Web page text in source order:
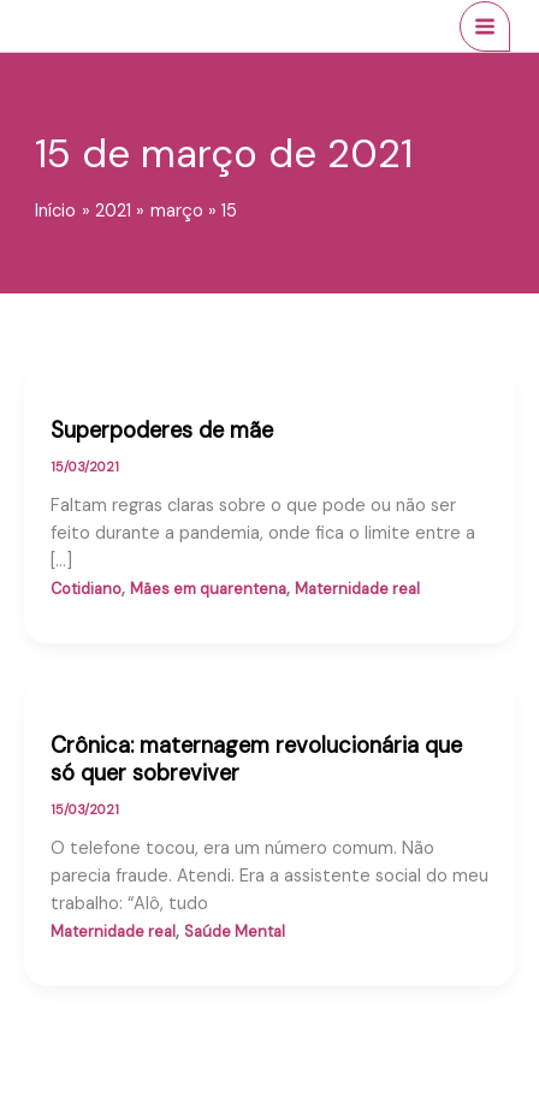
15 de março de 2021
Início 2021 março 15
Superpoderes de mãe
15/03/2021
Faltam regras claras sobre o que pode ou não ser
feito durante a pandemia, onde fica o limite entre a
[…]
Cotidiano, Mães em quarentena, Maternidade real
Crônica: maternagem revolucionária que
só quer sobreviver
15/03/2021
O telefone tocou, era um número comum. Não
parecia fraude. Atendi. Era a assistente social do meu
trabalho: “Alô, tudo
Maternidade real, Saúde Mental